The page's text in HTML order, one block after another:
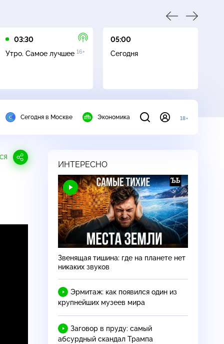
03:30
Утро. Самое лучшее 16+
05:00
Сегодня
Сегодня в Москве Экономика 18+
ИНТЕРЕСНО
Звенящая тишина: где на планете нет
никаких звуков
Эрмитаж: как появился один из
крупнейших музеев мира
Заговор в пруду: самый
абсурдный скандал Трампа